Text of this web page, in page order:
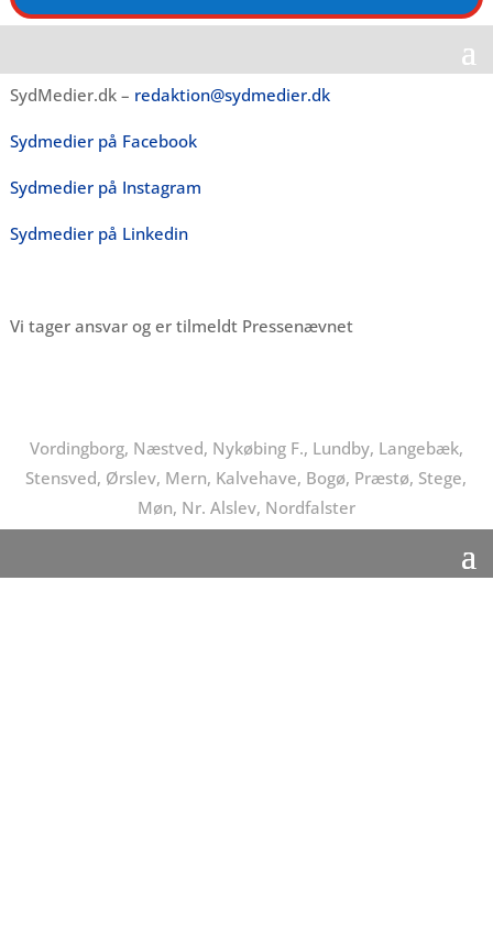
SydMedier.dk – redaktion@sydmedier.dk
Sydmedier på Facebook
Sydmedier på Instagram
Sydmedier på Linkedin
Vi tager ansvar og er tilmeldt Pressenævnet
Vordingborg, Næstved, Nykøbing F., Lundby, Langebæk,
Stensved, Ørslev, Mern, Kalvehave, Bogø, Præstø, Stege,
Møn, Nr. Alslev, Nordfalster